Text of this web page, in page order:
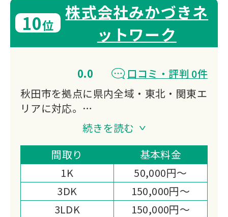
10位
株式会社みかづきネ
ットワーク
0.0
口コミ・評判 0件
秋田市を拠点に県内全域・東北・関東エ
リアに対応。
遺品整理・生前整理・特殊清掃・空き家
解体・仏壇供養など、お部屋のお片付け
から清掃・解体まで一貫対応。
ラジオ番組で遺品整理の情報発信を行
い、地域に密着したサービスを提供して
います。
続きを読む
間取り
基本料金
1K
50,000円～
3DK
150,000円～
3LDK
150,000円～